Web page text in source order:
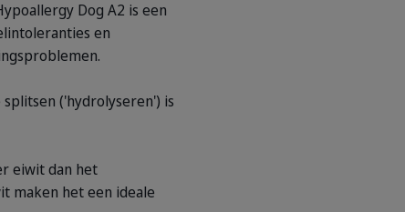
Dog A2 is een
en
('hydrolyseren') is
eiwit dan het
maken het een ideale